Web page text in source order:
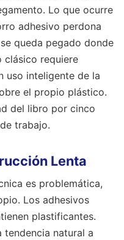
Lo que ocurre
adhesivo perdona
queda pegado donde
clásico requiere
uso inteligente de la
el propio plástico.
del libro por cinco
trabajo.
Lenta
es problemática,
Los adhesivos
plastificantes.
tendencia natural a